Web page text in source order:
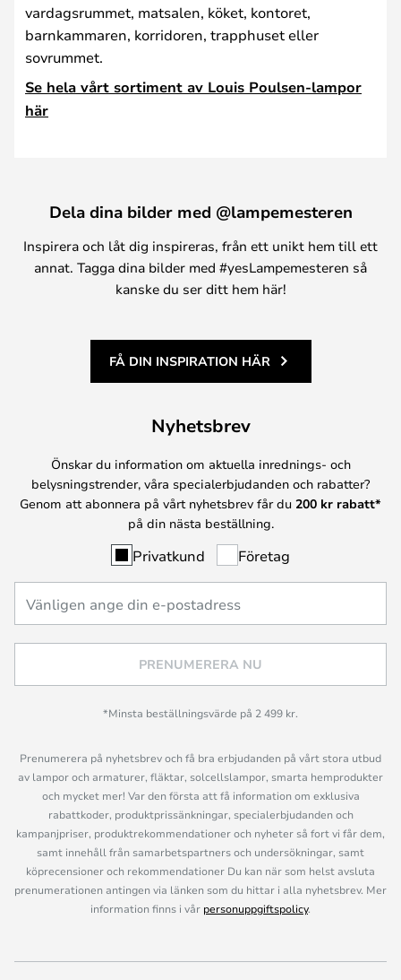
vardagsrummet, matsalen, köket, kontoret,
barnkammaren, korridoren, trapphuset eller
sovrummet.
Se hela vårt sortiment av Louis Poulsen-lampor
här
Dela dina bilder med @lampemesteren
Inspirera och låt dig inspireras, från ett unikt hem till ett
annat. Tagga dina bilder med #yesLampemesteren så
kanske du ser ditt hem här!
FÅ DIN INSPIRATION HÄR
Nyhetsbrev
Önskar du information om aktuella inrednings- och
belysningstrender, våra specialerbjudanden och rabatter?
Genom att abonnera på vårt nyhetsbrev får du 200 kr rabatt*
på din nästa beställning.
Privatkund Företag
PRENUMERERA NU
*Minsta beställningsvärde på 2 499 kr.
Prenumerera på nyhetsbrev och få bra erbjudanden på vårt stora utbud
av lampor och armaturer, fläktar, solcellslampor, smarta hemprodukter
och mycket mer! Var den första att få information om exklusiva
rabattkoder, produktprissänkningar, specialerbjudanden och
kampanjpriser, produktrekommendationer och nyheter så fort vi får dem,
samt innehåll från samarbetspartners och undersökningar, samt
köprecensioner och rekommendationer Du kan när som helst avsluta
prenumerationen antingen via länken som du hittar i alla nyhetsbrev. Mer
information finns i vår personuppgiftspolicy.